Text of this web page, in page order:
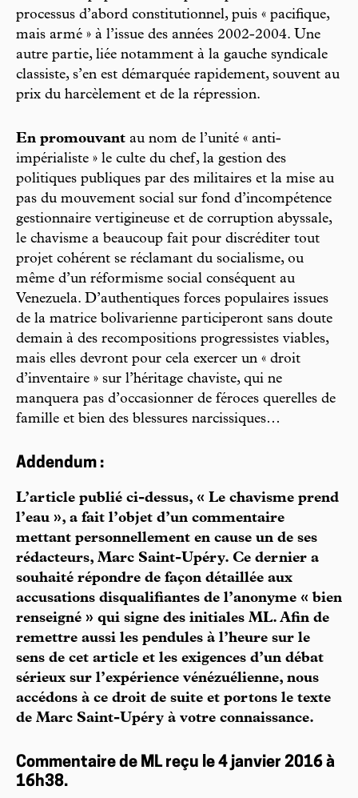
processus d’abord constitutionnel, puis « pacifique,
mais armé » à l’issue des années 2002-2004. Une
autre partie, liée notamment à la gauche syndicale
classiste, s’en est démarquée rapidement, souvent au
prix du harcèlement et de la répression.
En promouvant au nom de l’unité « anti-
impérialiste » le culte du chef, la gestion des
politiques publiques par des militaires et la mise au
pas du mouvement social sur fond d’incompétence
gestionnaire vertigineuse et de corruption abyssale,
le chavisme a beaucoup fait pour discréditer tout
projet cohérent se réclamant du socialisme, ou
même d’un réformisme social conséquent au
Venezuela. D’authentiques forces populaires issues
de la matrice bolivarienne participeront sans doute
demain à des recompositions progressistes viables,
mais elles devront pour cela exercer un « droit
d’inventaire » sur l’héritage chaviste, qui ne
manquera pas d’occasionner de féroces querelles de
famille et bien des blessures narcissiques…
Addendum :
L’article publié ci-dessus, « Le chavisme prend
l’eau », a fait l’objet d’un commentaire
mettant personnellement en cause un de ses
rédacteurs, Marc Saint-Upéry. Ce dernier a
souhaité répondre de façon détaillée aux
accusations disqualifiantes de l’anonyme « bien
renseigné » qui signe des initiales ML. Afin de
remettre aussi les pendules à l’heure sur le
sens de cet article et les exigences d’un débat
sérieux sur l’expérience vénézuélienne, nous
accédons à ce droit de suite et portons le texte
de Marc Saint-Upéry à votre connaissance.
Commentaire de ML reçu le 4 janvier 2016 à
16h38.